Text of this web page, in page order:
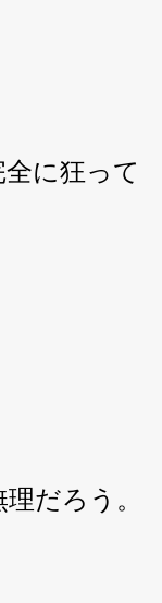
に狂って
だろう。